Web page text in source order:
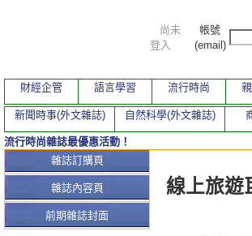
本期文章
線上旅遊
雜誌訂購頁
雜誌內容頁
前期雜誌封面
尚未
登入
帳號
(email)
財經企管 語言學習 流行時尚
新聞時事(外文雜誌) 自然科學(外文雜誌)
流行時尚雜誌最優惠活動！